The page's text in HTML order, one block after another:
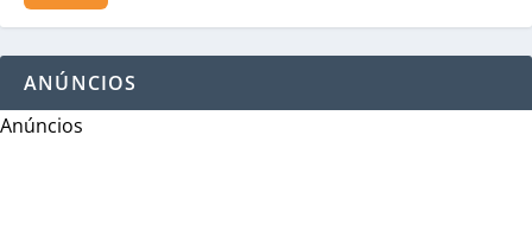
ANÚNCIOS
Anúncios